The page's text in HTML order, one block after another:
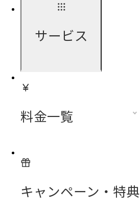
サービス
料金一覧
キャンペーン・特典